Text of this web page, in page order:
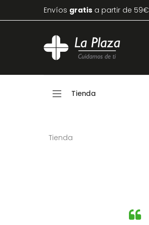
Envíos gratis a partir de 59€
Tienda
Tienda